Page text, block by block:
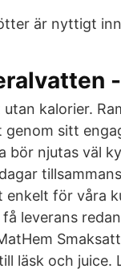
är nyttigt
utan kalorier.
genom sitt
bör njutas väl
enkelt för våra
få leverans
läsk och juice.